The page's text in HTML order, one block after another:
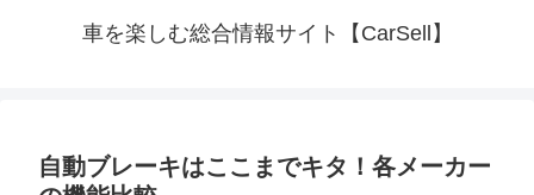
車を楽しむ総合情報サイト【CarSell】
自動ブレーキはここまでキタ！各メーカー